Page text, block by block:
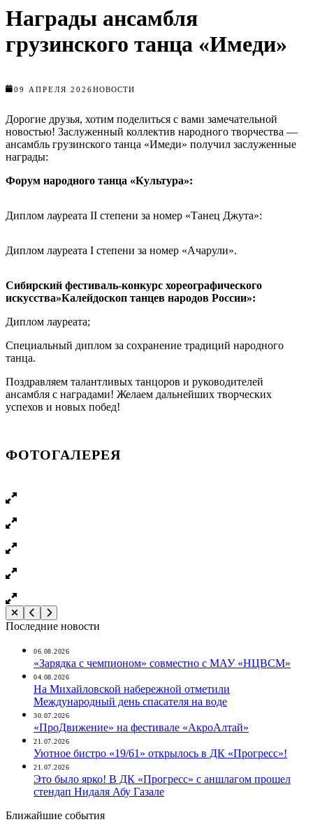
Награды ансамбля
грузинского танца «Имеди»
09 АПРЕЛЯ 2026НОВОСТИ
Дорогие друзья, хотим поделиться с вами замечательной
новостью! Заслуженный коллектив народного творчества —
ансамбль грузинского танца «Имеди» получил заслуженные
награды:
Форум народного танца «Культура»:
Диплом лауреата II степени за номер «Танец Джута»:
Диплом лауреата I степени за номер «Ачарули».
Сибирский фестиваль-конкурс хореографического
искусства»Калейдоскоп танцев народов России»:
Диплом лауреата;
Специальный диплом за сохранение традиций народного
танца.
Поздравляем талантливых танцоров и руководителей
ансамбля с наградами! Желаем дальнейших творческих
успехов и новых побед!
ФОТОГАЛЕРЕЯ
Последние новости
06.08.2026
«Зарядка с чемпионом» совместно с МАУ «НЦВСМ»
04.08.2026
На Михайловской набережной отметили
Международный день спасателя на воде
30.07.2026
«ПроДвижение» на фестивале «АкроАлтай»
21.07.2026
Уютное бистро «19/61» открылось в ДК «Прогресс»!
21.07.2026
Это было ярко! В ДК «Прогресс» с аншлагом прошел
стендап Нидаля Абу Газале
Ближайшие события